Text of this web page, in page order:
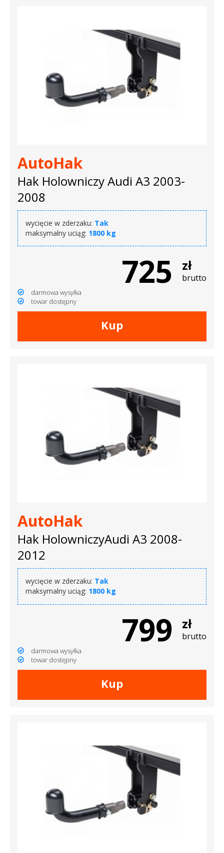
AutoHak
Hak Holowniczy Audi A3 2003-
2008
wycięcie w zderzaku: Tak
maksymalny uciąg: 1800 kg
725 zł
brutto
darmowa wysyłka
towar dostępny
Kup
AutoHak
Hak HolowniczyAudi A3 2008-
2012
wycięcie w zderzaku: Tak
maksymalny uciąg: 1800 kg
799 zł
brutto
darmowa wysyłka
towar dostępny
Kup